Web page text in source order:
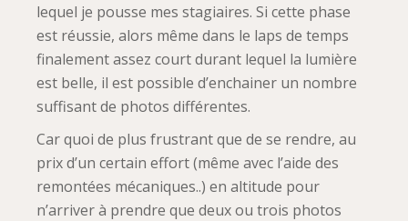
lequel je pousse mes stagiaires. Si cette phase
est réussie, alors même dans le laps de temps
finalement assez court durant lequel la lumière
est belle, il est possible d’enchainer un nombre
suffisant de photos différentes.
Car quoi de plus frustrant que de se rendre, au
prix d’un certain effort (même avec l’aide des
remontées mécaniques..) en altitude pour
n’arriver à prendre que deux ou trois photos